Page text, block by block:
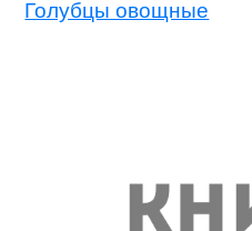
Голубцы овощные